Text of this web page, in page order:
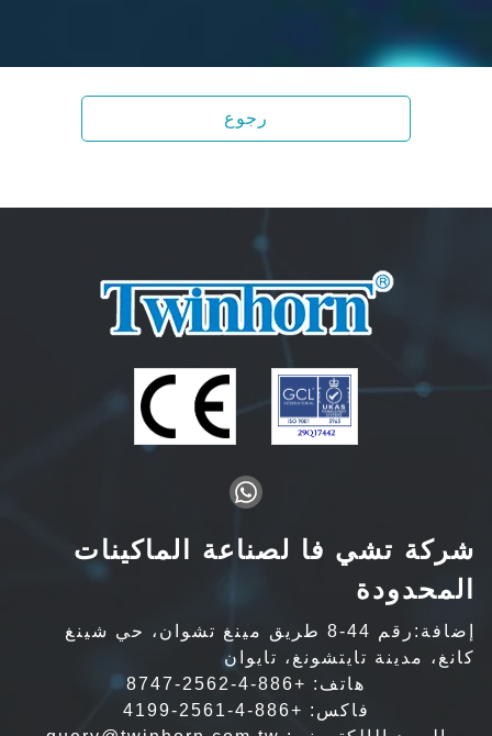
رجوع
شركة تشي فا لصناعة الماكينات
المحدودة
إضافة:رقم 44-8 طريق مينغ تشوان، حي شينغ
كانغ، مدينة تايتشونغ، تايوان
هاتف: +886-4-2562-8747
فاكس: +886-4-2561-4199